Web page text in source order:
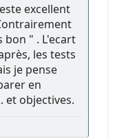
excellent
bon " . L'ecart
les tests
je pense
en
et objectives.